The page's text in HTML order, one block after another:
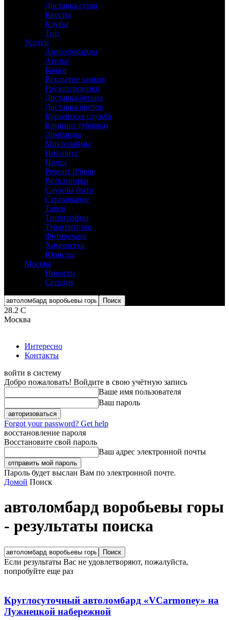
Доставка суши
Квесты
Клубы
Тир
Услуги
Автоломбарды
Ателье
Банки
Вскрытие замков
Грузоперевозки
Доставка бетона
Доставка цветов
Курьерская служба
Клининг (уборка)
Ломбарды
Микрозаймы
Нотариус
Почта
Ремонт iPhone
Ветклиники
Службы быта
Страхование
Такси
Типографии
Турагентство
Фотопечать
Химчистка
Юристы
Москва
Новости
Сегодня
28.2 C
Москва
Интересно
Контакты
войти в систему
Добро пожаловать! Войдите в свою учётную запись
Ваше имя пользователя
Ваш пароль
Forgot your password? Get help
восстановление пароля
Восстановите свой пароль
Ваш адрес электронной почты
Пароль будет выслан Вам по электронной почте.
Домой Поиск
автоломбард воробьевы горы
- результаты поиска
Если результаты Вас не удовлетворяют, пожалуйста,
попробуйте еще раз
Круглосуточный автоломбард «VCarmoney» на
Лужнецкой набережной